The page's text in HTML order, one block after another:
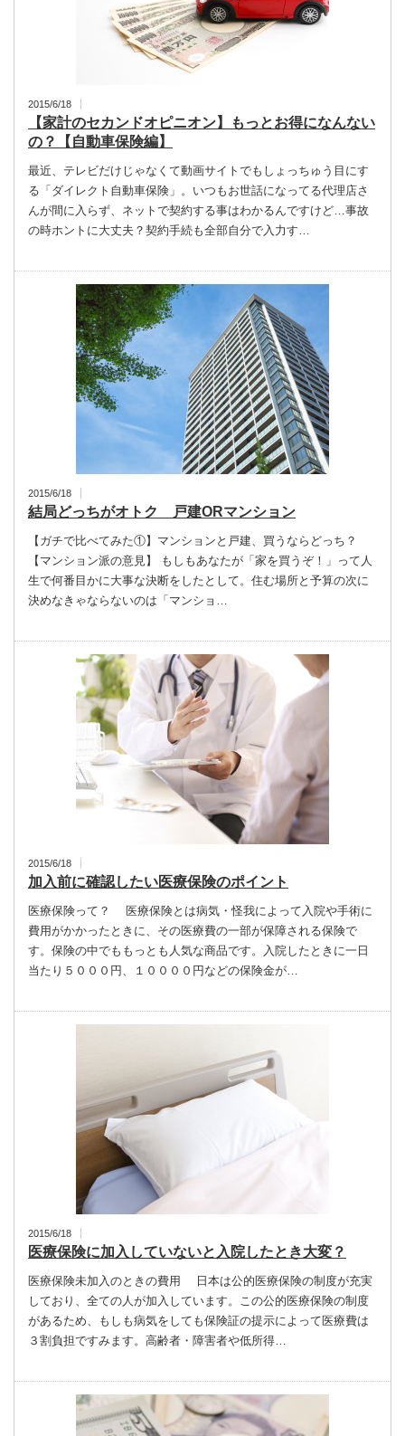
2015/6/18
【家計のセカンドオピニオン】もっとお得になんない
の？【自動車保険編】
最近、テレビだけじゃなくて動画サイトでもしょっちゅう目にす
る「ダイレクト自動車保険」。いつもお世話になってる代理店さ
んが間に入らず、ネットで契約する事はわかるんですけど…事故
の時ホントに大丈夫？契約手続も全部自分で入力す…
2015/6/18
結局どっちがオトク 戸建ORマンション
【ガチで比べてみた①】マンションと戸建、買うならどっち？
【マンション派の意見】 もしもあなたが「家を買うぞ！」って人
生で何番目かに大事な決断をしたとして。住む場所と予算の次に
決めなきゃならないのは「マンショ…
2015/6/18
加入前に確認したい医療保険のポイント
医療保険って？ 医療保険とは病気・怪我によって入院や手術に
費用がかかったときに、その医療費の一部が保障される保険で
す。保険の中でももっとも人気な商品です。入院したときに一日
当たり５０００円、１００００円などの保険金が…
2015/6/18
医療保険に加入していないと入院したとき大変？
医療保険未加入のときの費用 日本は公的医療保険の制度が充実
しており、全ての人が加入しています。この公的医療保険の制度
があるため、もしも病気をしても保険証の提示によって医療費は
３割負担ですみます。高齢者・障害者や低所得…